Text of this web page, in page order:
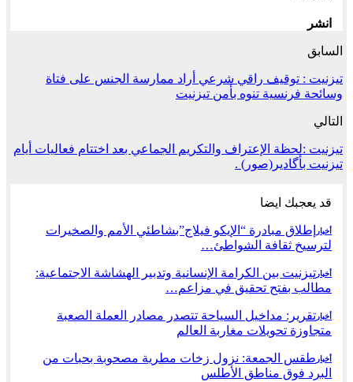
انشر
السابق
تيزنيت : توقيف راقي شرعي أراد ممارسة الجنس على فتاة
وسائحة فرنسية تنوه بأمن تيزنيت
التالي
تيزنيت :لحظة الإعتراف والتكريم الجماعي بعد اختتام فعاليات أيام
تيزنيت بأگادير(صور) .
قد يعجبك ايضا
أخبار
إطلاق مبادرة “الإيكو فيلاج”بشاطئي الأمم والصخيرات
لترسيخ ثقافة الشواطئ…
أخبار تيزنيت بين الكرامة الإنسانية وتدبير الهشاشة الاجتماعية:
مطالب بفتح تحقيق في مزاعم…
أخبار تقرير: مداخيل السياحة تتصدر مصادر العملة الصعبة
متجاوزة تحويلات مغاربة العالم
أخبار طقس الجمعة: نزول زخات مطرية مصحوبة بحبات من
البرد فوق مناطق الأطلس